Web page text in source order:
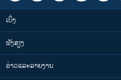
ເບິ່ງ
ຟັງສຽງ
ຂ່າວແລະລາຍງານ